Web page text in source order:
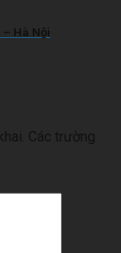
Hà Nội
Các trường